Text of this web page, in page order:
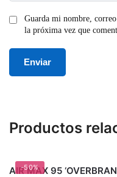
Guarda mi nombre,
la próxima vez que
Productos
-50%
AIR MAX 95